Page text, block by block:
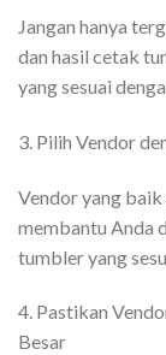
Jangan hanya
dan hasil cetak
yang sesuai
3. Pilih Vendor
Vendor yang
membantu Anda
tumbler yang
4. Pastikan
Besar